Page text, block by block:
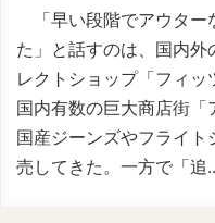
「早い段階でアウター
た」と話すのは、国内
レクトショップ「フィッ
国内有数の巨大商店街
国産ジーンズやフライト
売してきた。一方で「追